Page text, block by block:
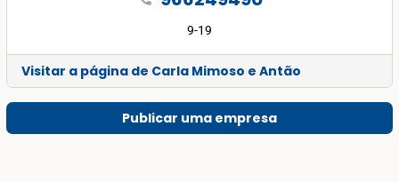
9-19
Visitar a página de Carla Mimoso e Antão
Publicar uma empresa